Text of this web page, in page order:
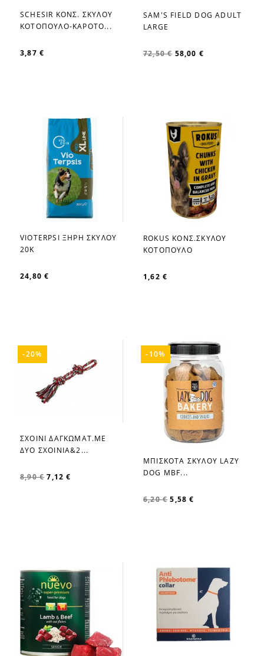
favorite_border
SCHESIR ΚΟΝΣ. ΣΚΥΛΟΥ
ΚΟΤΟΠΟΥΛΟ-ΚΑΡΟΤΟ...
3,87 €
favorite_border
SAM'S FIELD DOG ADULT
LARGE
72,50 € 58,00 €
favorite_border
VIOTERPSI ΞΗΡΗ ΣΚΥΛΟΥ
20Κ
24,80 €
favorite_border
ROKUS ΚΟΝΣ.ΣΚΥΛΟΥ
ΚΟΤΟΠΟΥΛΟ
1,62 €
favorite_border
ΣΧΟΙΝΙ ΔΑΓΚΩΜΑΤ.ΜΕ
ΔΥΟ ΣΧΟΙΝΙΑ&2...
8,90 € 7,12 €
-20%
favorite_border
ΜΠΙΣΚΟΤΑ ΣΚΥΛΟΥ LAZY
DOG MBF...
6,20 € 5,58 €
-10%